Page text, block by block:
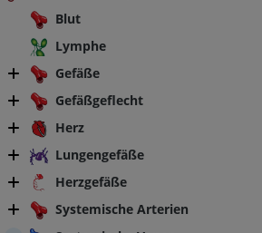
Blut
Lymphe
Gefäße
Gefäßgeflecht
Herz
Lungengefäße
Herzgefäße
Systemische Arterien